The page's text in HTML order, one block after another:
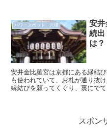
パワースポット 穴場
安井
続出
は？
安井金比羅宮は京都にある縁結
も使われていて、お札が通り抜
縁結びを願ってくぐり、裏にで
スポン